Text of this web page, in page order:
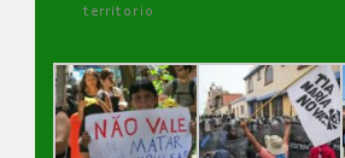
territorio